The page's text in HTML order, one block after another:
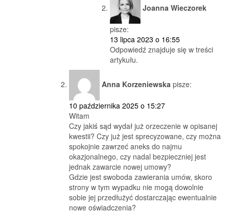
Joanna Wieczorek
pisze:
13 lipca 2023 o 16:55
Odpowiedź znajduje się w treści
artykułu.
Anna Korzeniewska pisze:
10 października 2025 o 15:27
Witam
Czy jakiś sąd wydał już orzeczenie w opisanej
kwestii? Czy już jest sprecyzowane, czy można
spokojnie zawrzeć aneks do najmu
okazjonalnego, czy nadal bezpieczniej jest
jednak zawarcie nowej umowy?
Gdzie jest swoboda zawierania umów, skoro
strony w tym wypadku nie mogą dowolnie
sobie jej przedłużyć dostarczając ewentualnie
nowe oświadczenia?